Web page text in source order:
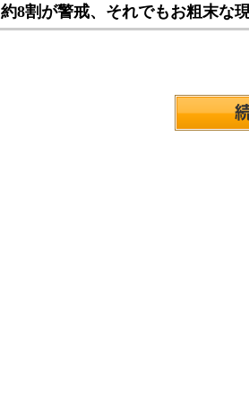
約8割が警戒、それでもお粗末な